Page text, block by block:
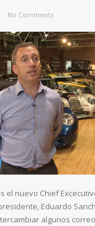
No Comments
el nuevo Chief
Eduardo
algunos